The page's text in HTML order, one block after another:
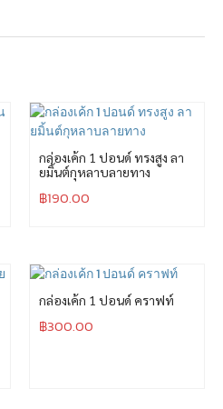
กล่องเค้ก 1 ปอนด์ ทรงสูง ลา
ยมิ้นต์กุหลาบลายทาง
฿190.00
กล่องเค้ก 1 ปอนด์ คราฟท์
฿300.00